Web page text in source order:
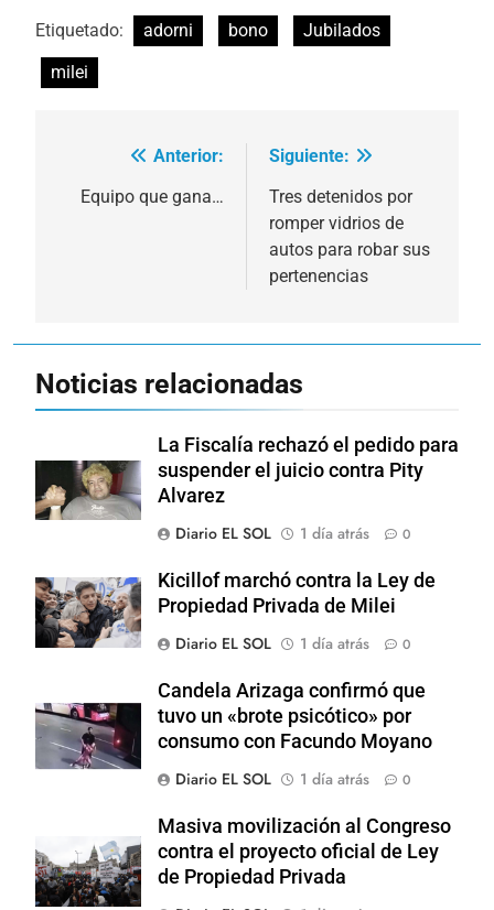
Etiquetado: adorni bono
Jubilados
milei
Navegación
de
Anterior:
Equipo que gana…
Siguiente:
Tres detenidos por
romper vidrios de
autos para robar sus
pertenencias
Noticias relacionadas
La Fiscalía rechazó el pedido para
suspender el juicio contra Pity
Alvarez
Diario EL SOL
1 día atrás 0
Kicillof marchó contra la Ley de
Propiedad Privada de Milei
Diario EL SOL
1 día atrás 0
Candela Arizaga confirmó que
tuvo un «brote psicótico» por
consumo con Facundo Moyano
Diario EL SOL
1 día atrás 0
Masiva movilización al Congreso
contra el proyecto oficial de Ley
de Propiedad Privada